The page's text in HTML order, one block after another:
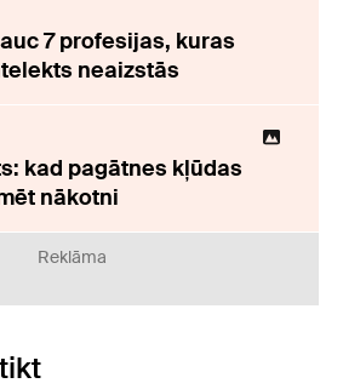
7 profesijas, kuras
neaizstās
kad pagātnes kļūdas
nākotni
Reklāma